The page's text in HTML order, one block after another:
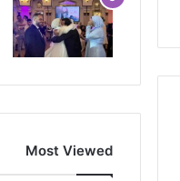
Most Viewed